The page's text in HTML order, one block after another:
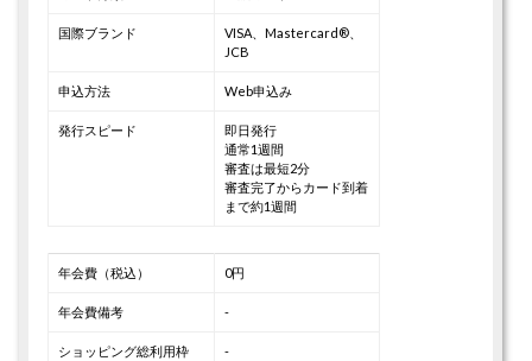
国際ブランド
VISA、Mastercard®、
JCB
申込方法 Web申込み
発行スピード
即日発行
通常1週間
審査は最短2分
審査完了からカード到着
まで約1週間
年会費（税込） 0円
年会費備考 -
ショッピング総利用枠
-